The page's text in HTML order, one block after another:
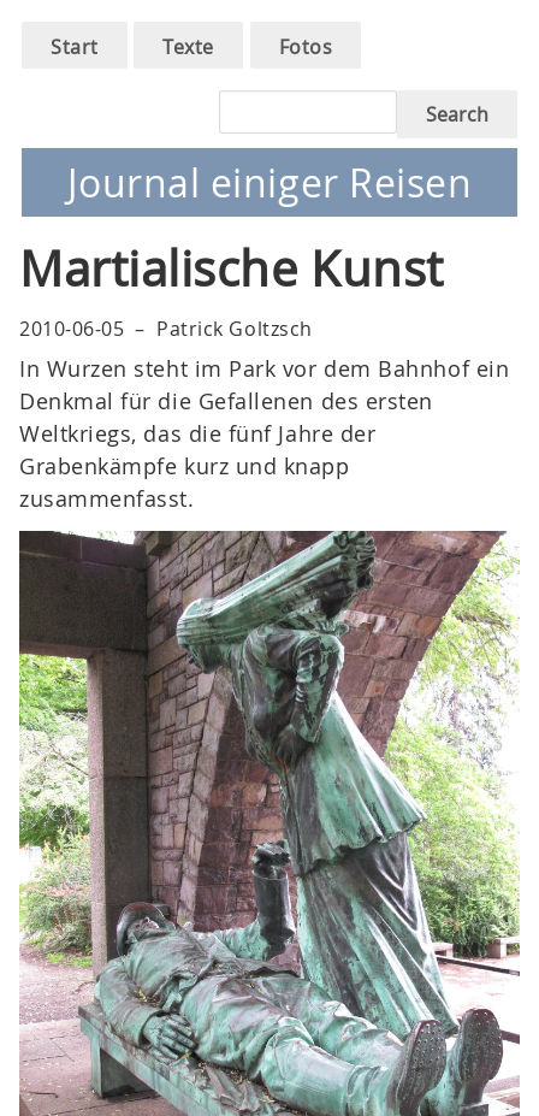
Skip
Main
Start Texte Fotos
Journal einiger Reisen
Martialische Kunst
2010-06-05 – Patrick Goltzsch
In Wurzen steht im Park vor dem Bahnhof ein
Denkmal für die Gefallenen des ersten
Weltkriegs, das die fünf Jahre der
Grabenkämpfe kurz und knapp
zusammenfasst.